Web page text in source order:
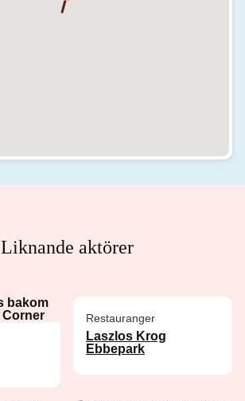
Liknande aktörer
Restauranger
Laszlos Krog
Ebbepark